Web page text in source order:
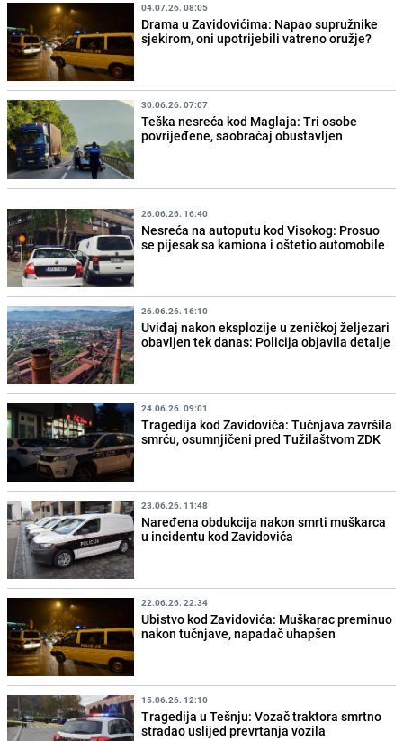
04.07.26. 08:05
Drama u Zavidovićima: Napao supružnike
sjekirom, oni upotrijebili vatreno oružje?
30.06.26. 07:07
Teška nesreća kod Maglaja: Tri osobe
povrijeđene, saobraćaj obustavljen
26.06.26. 16:40
Nesreća na autoputu kod Visokog: Prosuo
se pijesak sa kamiona i oštetio automobile
26.06.26. 16:10
Uviđaj nakon eksplozije u zeničkoj željezari
obavljen tek danas: Policija objavila detalje
24.06.26. 09:01
Tragedija kod Zavidovića: Tučnjava završila
smrću, osumnjičeni pred Tužilaštvom ZDK
23.06.26. 11:48
Naređena obdukcija nakon smrti muškarca
u incidentu kod Zavidovića
22.06.26. 22:34
Ubistvo kod Zavidovića: Muškarac preminuo
nakon tučnjave, napadač uhapšen
15.06.26. 12:10
Tragedija u Tešnju: Vozač traktora smrtno
stradao uslijed prevrtanja vozila